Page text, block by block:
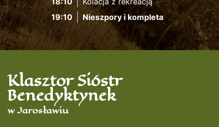
19:10
Nieszpory i kompleta
Klasztor Sióstr
Benedyktynek
w Jarosławiu